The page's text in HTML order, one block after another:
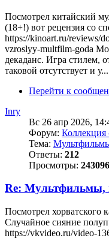
Посмотрел китайский
(18+!) вот рецензия со
https://kinoart.ru/reviews/
vzroslyy-multfilm-goda
декаданс. Игра стилем,
таковой отсутствует и у...
Перейти к
Inry
Вс 26 апр 2026,
Форум: Коллекция
Тема:
Ответы: 212
Просмотры: 243096
Re: Мультфильмы,
Посмотрел хорватского
Случайное сияние
https://vkvideo.ru/video-